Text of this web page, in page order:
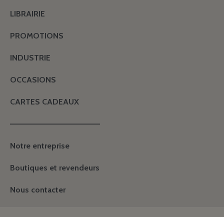
LIBRAIRIE
PROMOTIONS
INDUSTRIE
OCCASIONS
CARTES CADEAUX
———————————————
Notre entreprise
Boutiques et revendeurs
Nous contacter